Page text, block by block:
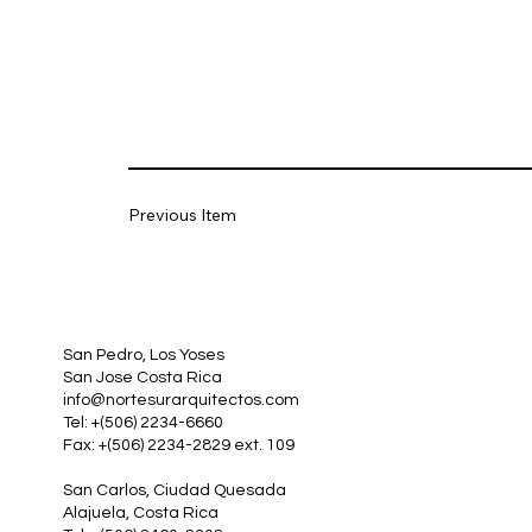
Previous Item
San Pedro, Los Yoses
San Jose Costa Rica
info@nortesurarquitectos.com
Tel: +(506) 2234-6660
Fax: +(506) 2234-2829 ext. 109
San Carlos, Ciudad Quesada
Alajuela, Costa Rica